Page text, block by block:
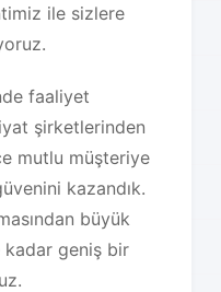
ile sizlere
faaliyet
şirketlerinden
mutlu müşteriye
kazandık.
büyük
geniş bir